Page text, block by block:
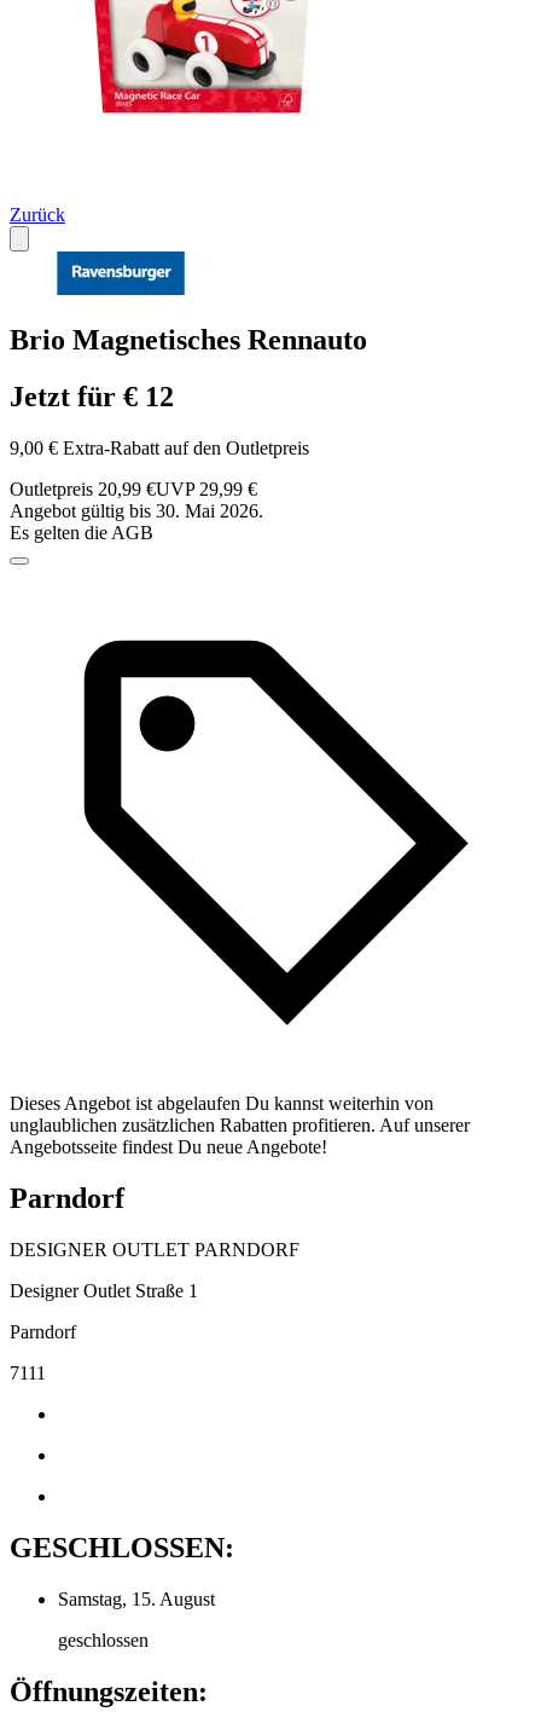
Zurück
Brio Magnetisches Rennauto
Jetzt für € 12
9,00 € Extra-Rabatt auf den Outletpreis
Outletpreis 20,99 €UVP 29,99 €
Angebot gültig bis 30. Mai 2026.
Es gelten die AGB
Dieses Angebot ist abgelaufen Du kannst weiterhin von
unglaublichen zusätzlichen Rabatten profitieren. Auf unserer
Angebotsseite findest Du neue Angebote!
Parndorf
DESIGNER OUTLET PARNDORF
Designer Outlet Straße 1
Parndorf
7111
GESCHLOSSEN:
Samstag, 15. August
geschlossen
Öffnungszeiten: